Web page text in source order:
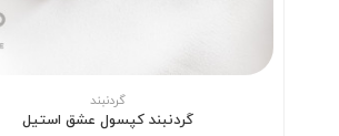
گردنبند
گردنبند کپسول عشق استیل